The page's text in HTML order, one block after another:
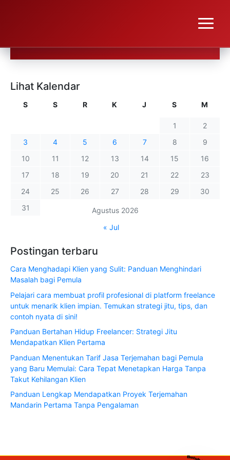
Lihat Kalendar
Agustus 2026
S S R K J S M
1
2
3
4 5 6 7 8
9
10
11 12 13 14 15
16
17
18 19 20 21 22
23
24
25 26 27 28 29
30
31
« Jul
Postingan terbaru
Cara Menghadapi Klien yang Sulit: Panduan Menghindari
Masalah bagi Pemula
Pelajari cara membuat profil profesional di platform freelance
untuk menarik klien impian. Temukan strategi jitu, tips, dan
contoh nyata di sini!
Panduan Bertahan Hidup Freelancer: Strategi Jitu
Mendapatkan Klien Pertama
Panduan Menentukan Tarif Jasa Terjemahan bagi Pemula
yang Baru Memulai: Cara Tepat Menetapkan Harga Tanpa
Takut Kehilangan Klien
Panduan Lengkap Mendapatkan Proyek Terjemahan
Mandarin Pertama Tanpa Pengalaman